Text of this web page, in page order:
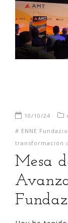
10/10/24
# ENNE
transformación
Mesa